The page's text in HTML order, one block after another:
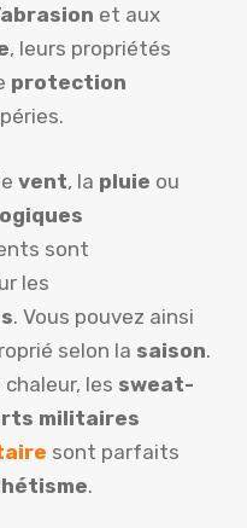
et aux
, leurs propriétés
protection
vent, la pluie ou
sont
les
. Vous pouvez ainsi
selon la saison.
les sweat-
militaires
sont parfaits
.